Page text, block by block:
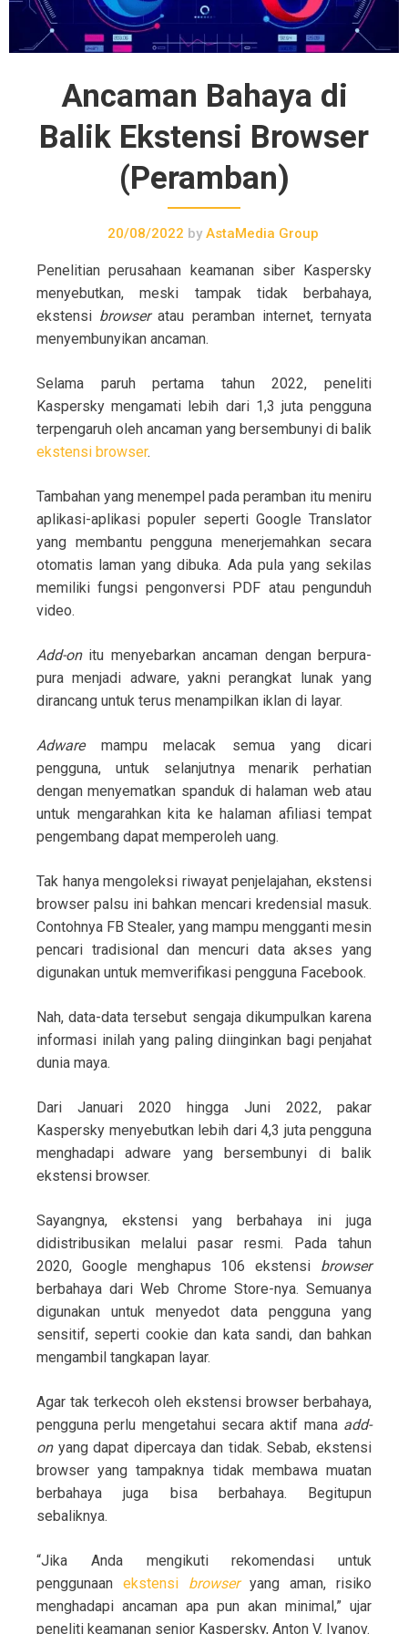
Ancaman Bahaya di
Balik Ekstensi Browser
(Peramban)
20/08/2022 by AstaMedia Group
Penelitian perusahaan keamanan siber Kaspersky
menyebutkan, meski tampak tidak berbahaya,
ekstensi browseratau peramban internet, ternyata
menyembunyikan ancaman.
Selama paruh pertama tahun 2022, peneliti
Kaspersky mengamati lebih dari 1,3 juta pengguna
terpengaruh oleh ancaman yang bersembunyi di balik
ekstensi browser.
Tambahan yang menempel pada peramban itu meniru
aplikasi-aplikasi populer seperti Google Translator
yang membantu pengguna menerjemahkan secara
otomatis laman yang dibuka. Ada pula yang sekilas
memiliki fungsi pengonversi PDF atau pengunduh
video.
Add-onitu menyebarkan ancaman dengan berpura-
pura menjadi adware, yakni perangkat lunak yang
dirancang untuk terus menampilkan iklan di layar.
Adwaremampu melacak semua yang dicari
pengguna, untuk selanjutnya menarik perhatian
dengan menyematkan spanduk di halaman web atau
untuk mengarahkan kita ke halaman afiliasi tempat
pengembang dapat memperoleh uang.
Tak hanya mengoleksi riwayat penjelajahan, ekstensi
browser palsu ini bahkan mencari kredensial masuk.
Contohnya FB Stealer, yang mampu mengganti mesin
pencari tradisional dan mencuri data akses yang
digunakan untuk memverifikasi pengguna Facebook.
Nah, data-data tersebut sengaja dikumpulkan karena
informasi inilah yang paling diinginkan bagi penjahat
dunia maya.
Dari Januari 2020 hingga Juni 2022, pakar
Kaspersky menyebutkan lebih dari 4,3 juta pengguna
menghadapi adware yang bersembunyi di balik
ekstensi browser.
Sayangnya, ekstensi yang berbahaya ini juga
didistribusikan melalui pasar resmi. Pada tahun
2020, Google menghapus 106 ekstensi browser
berbahaya dari Web Chrome Store-nya. Semuanya
digunakan untuk menyedot data pengguna yang
sensitif, seperti cookie dan kata sandi, dan bahkan
mengambil tangkapan layar.
Agar tak terkecoh oleh ekstensi browser berbahaya,
pengguna perlu mengetahui secara aktif mana add-
on yang dapat dipercaya dan tidak. Sebab, ekstensi
browser yang tampaknya tidak membawa muatan
berbahaya juga bisa berbahaya. Begitupun
sebaliknya.
“Jika Anda mengikuti rekomendasi untuk
penggunaan ekstensi browseryang aman, risiko
menghadapi ancaman apa pun akan minimal,” ujar
peneliti keamanan senior Kaspersky, Anton V. Ivanov.